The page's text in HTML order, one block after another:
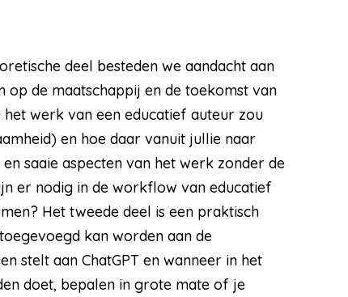
deel besteden we aandacht aan
op de maatschappij en de toekomst van
werk van een educatief auteur zou
en hoe daar vanuit jullie naar
saaie aspecten van het werk zonder de
er nodig in de workflow van educatief
Het tweede deel is een praktisch
kan worden aan de
stelt aan ChatGPT en wanneer in het
doet, bepalen in grote mate of je